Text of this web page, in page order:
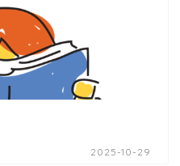
2025-10-29